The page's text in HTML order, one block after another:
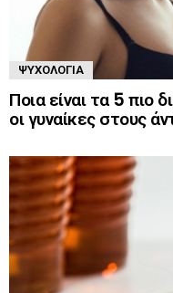
ΨΥΧΟΛΟΓΊΑ
Ποια είναι τα 5 πιο
οι γυναίκες στους